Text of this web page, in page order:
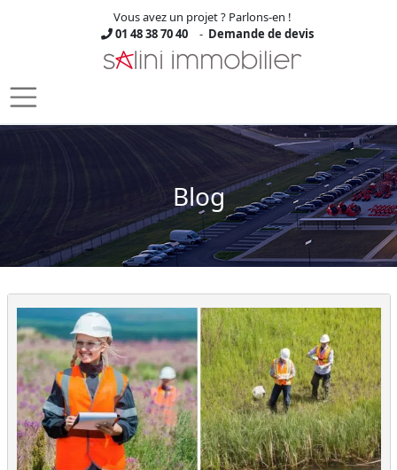
Skip to main content
Vous avez un projet ? Parlons-en !
01 48 38 70 40
- Demande de devis
Blog